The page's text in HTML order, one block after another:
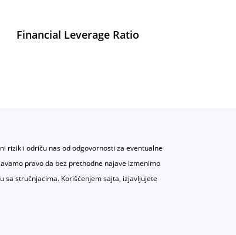
Financial Leverage Ratio
rizik i odriču nas od odgovornosti za eventualne
pravo da bez prethodne najave izmenimo
sa stručnjacima. Korišćenjem sajta, izjavljujete